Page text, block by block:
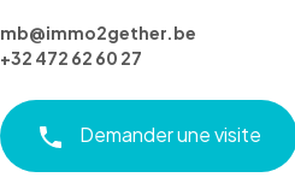
mb@immo2gether.be
+32 472 62 60 27
Demander une visite